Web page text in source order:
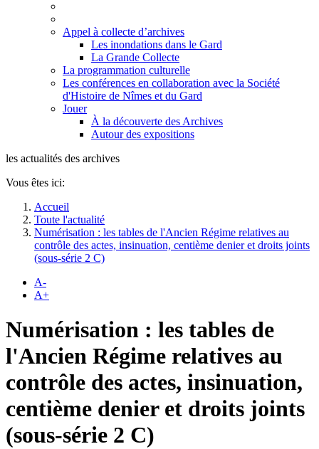
Appel à collecte d’archives
Les inondations dans le Gard
La Grande Collecte
La programmation culturelle
Les conférences en collaboration avec la Société
d'Histoire de Nîmes et du Gard
Jouer
À la découverte des Archives
Autour des expositions
les actualités des archives
Vous êtes ici:
Accueil
Toute l'actualité
Numérisation : les tables de l'Ancien Régime relatives au
contrôle des actes, insinuation, centième denier et droits joints
(sous-série 2 C)
A-
A+
Numérisation : les tables de
l'Ancien Régime relatives au
contrôle des actes, insinuation,
centième denier et droits joints
(sous-série 2 C)